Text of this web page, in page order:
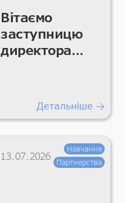
Вітаємо
заступницю
директора
Детальніше
13.07.2026
Навчання
Партнерства